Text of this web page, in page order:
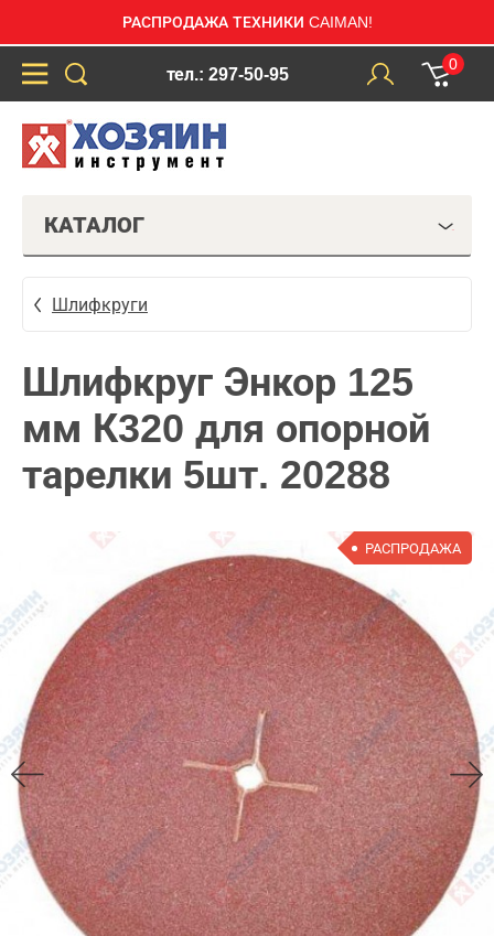
РАСПРОДАЖА ТЕХНИКИ CAIMAN!
тел.: 297-50-95
0
КАТАЛОГ
Шлифкруги
Шлифкруг Энкор 125
мм К320 для опорной
тарелки 5шт. 20288
РАСПРОДАЖА